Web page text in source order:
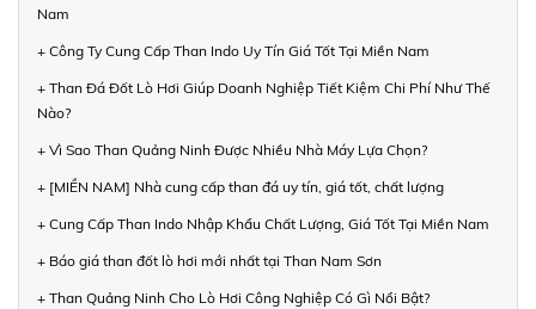
Nam
+ Công Ty Cung Cấp Than Indo Uy Tín Giá Tốt Tại Miền Nam
+ Than Đá Đốt Lò Hơi Giúp Doanh Nghiệp Tiết Kiệm Chi Phí Như Thế
Nào?
+ Vì Sao Than Quảng Ninh Được Nhiều Nhà Máy Lựa Chọn?
+ [MIỀN NAM] Nhà cung cấp than đá uy tín, giá tốt, chất lượng
+ Cung Cấp Than Indo Nhập Khẩu Chất Lượng, Giá Tốt Tại Miền Nam
+ Báo giá than đốt lò hơi mới nhất tại Than Nam Sơn
+ Than Quảng Ninh Cho Lò Hơi Công Nghiệp Có Gì Nổi Bật?